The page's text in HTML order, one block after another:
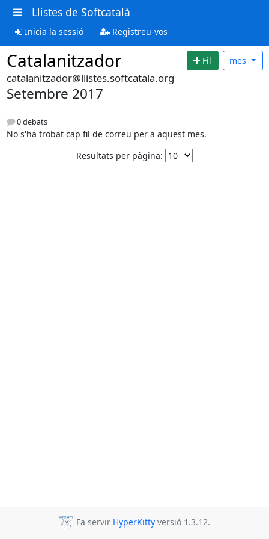
Llistes de Softcatalà
Inicia la sessió Registreu-vos
Catalanitzador Fil mes
catalanitzador@llistes.softcatala.org
Setembre 2017
0 debats
No s'ha trobat cap fil de correu per a aquest mes.
Resultats per pàgina:
Fa servir HyperKitty versió 1.3.12.